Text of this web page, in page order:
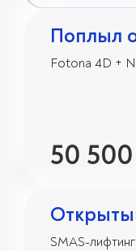
Поплыл
Fotona 4D +
50
SMAS-